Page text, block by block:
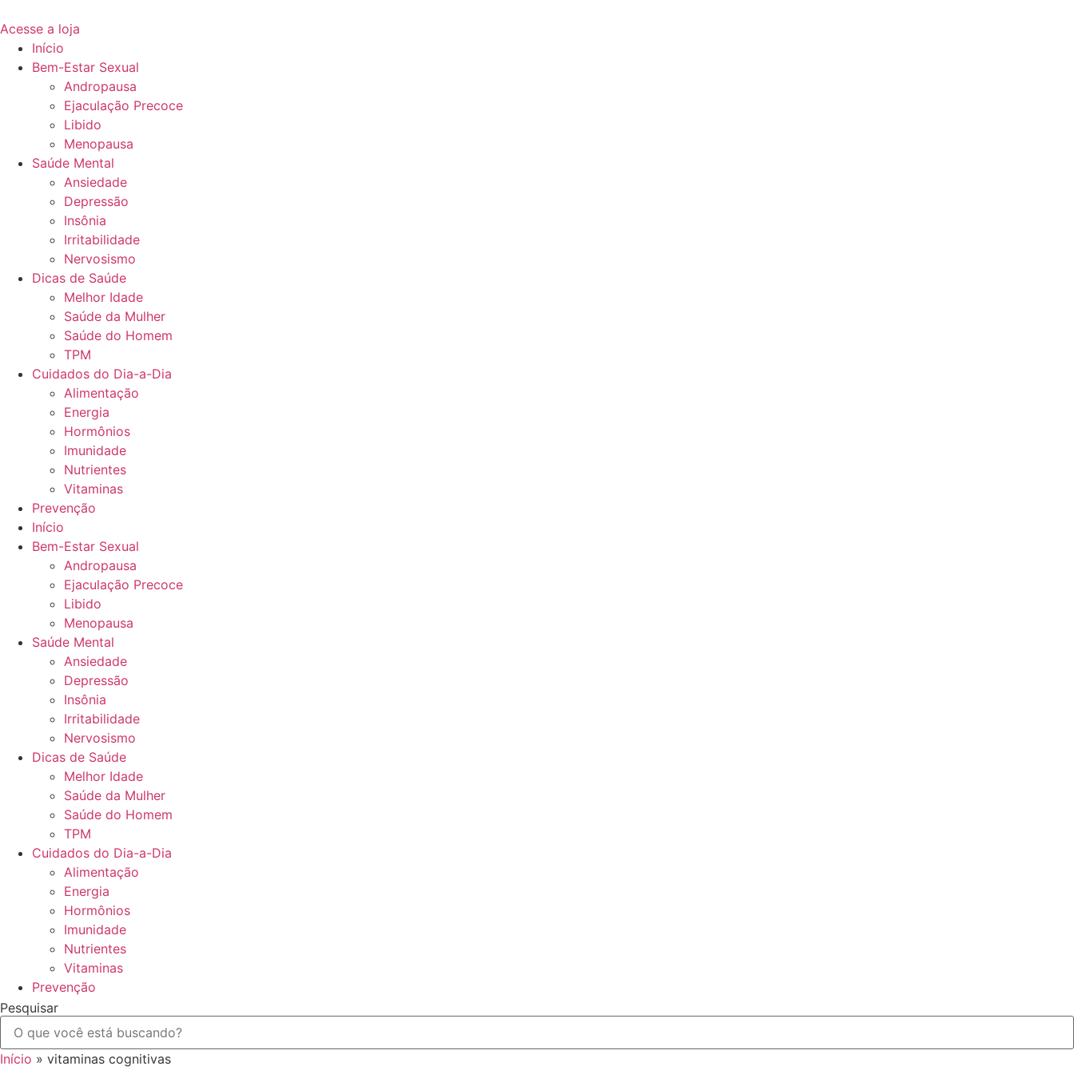
Acesse a loja
Início
Bem-Estar Sexual
Andropausa
Ejaculação Precoce
Libido
Menopausa
Saúde Mental
Ansiedade
Depressão
Insônia
Irritabilidade
Nervosismo
Dicas de Saúde
Melhor Idade
Saúde da Mulher
Saúde do Homem
TPM
Cuidados do Dia-a-Dia
Alimentação
Energia
Hormônios
Imunidade
Nutrientes
Vitaminas
Prevenção
Início
Bem-Estar Sexual
Andropausa
Ejaculação Precoce
Libido
Menopausa
Saúde Mental
Ansiedade
Depressão
Insônia
Irritabilidade
Nervosismo
Dicas de Saúde
Melhor Idade
Saúde da Mulher
Saúde do Homem
TPM
Cuidados do Dia-a-Dia
Alimentação
Energia
Hormônios
Imunidade
Nutrientes
Vitaminas
Prevenção
Pesquisar
Início » vitaminas cognitivas